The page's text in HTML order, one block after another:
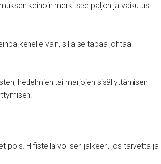
keinoin merkitsee paljon ja vaikutus
kenelle vain, sillä se tapaa johtaa
hedelmien tai marjojen sisällyttämisen
pois. Hifistellä voi sen jälkeen, jos tarvetta ja